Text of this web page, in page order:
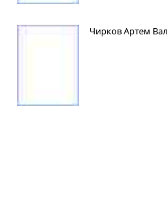
Чирков Артем